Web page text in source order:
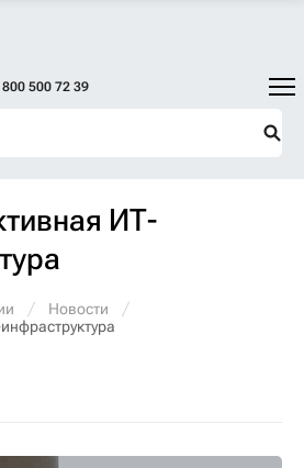
800 500 72 39
ИТ-
Новости